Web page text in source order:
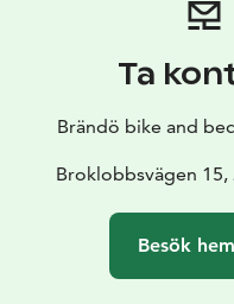
Ta
Brändö bike and
Broklobbsvägen 15,
Besök